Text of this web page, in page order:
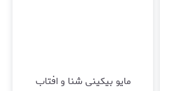
مایو بیکینی شنا و افتاب